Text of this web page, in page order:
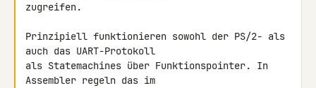
zugreifen.
Prinzipiell funktionieren sowohl der PS/2- als
auch das UART-Protokoll
als Statemachines über Funktionspointer. In
Assembler regeln das im